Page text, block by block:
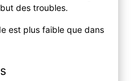
des troubles.
est plus faible que dans